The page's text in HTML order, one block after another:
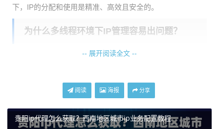
下，IP的分配和使用是精准、高效且安全的。
为什么多线程环境下IP管理容易出问题？
在多线程编程中，如果不加控制，多个线程可能会在同一时
站，极易被网站识别为异常流量，导致IP被限制或封禁。
-- 展开阅读全文 --
阅读 海报 分享
贵阳ip代理怎么获取？西南地区城市ip业务配置教程